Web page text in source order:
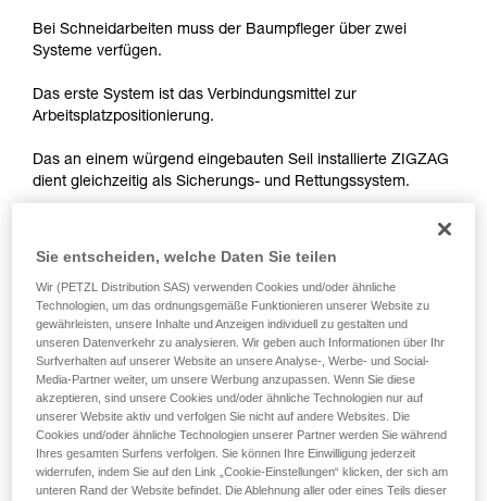
entsprechende Ausbildung und ein spezielles
Training voraus. Prüfen Sie zusammen mit
Vorgang alleine sicher zu wiederholen, bevor
Sie ihn eigenständig durchführen.
verbundenen Techniken. Möglicherweise gibt es
noch andere Techniken, die hier nicht
Bei Schneidarbeiten muss der Baumpfleger über zwei
Systeme verfügen.
Das erste System ist das Verbindungsmittel zur
Arbeitsplatzpositionierung.
Das an einem würgend eingebauten Seil installierte ZIGZAG
dient gleichzeitig als Sicherungs- und Rettungssystem.
Dieses einfach anmutende System zwingt den Baumpfleger,
bei der Positionierung seines ZIGZAG zwischen zwei
Gefahren zu wählen.
- Tief installiertes ZIGZAG (auf Kniehöhe): Bei einem Bruch
des Verbindungsmittels zur Arbeitsplatzpositionierung
besteht das Risiko eines schwerwiegenden Sturzes
(Fangstoß über 6 kN).
Sie entscheiden, welche Daten Sie teilen
Wir (PETZL Distribution SAS) verwenden Cookies und/oder ähnliche
Technologien, um das ordnungsgemäße Funktionieren unserer Website zu
gewährleisten, unsere Inhalte und Anzeigen individuell zu gestalten und
unseren Datenverkehr zu analysieren. Wir geben auch Informationen über Ihr
Surfverhalten auf unserer Website an unsere Analyse-, Werbe- und Social-
Media-Partner weiter, um unsere Werbung anzupassen. Wenn Sie diese
akzeptieren, sind unsere Cookies und/oder ähnliche Technologien nur auf
unserer Website aktiv und verfolgen Sie nicht auf andere Websites. Die
Cookies und/oder ähnliche Technologien unserer Partner werden Sie während
Ihres gesamten Surfens verfolgen. Sie können Ihre Einwilligung jederzeit
widerrufen, indem Sie auf den Link „Cookie-Einstellungen“ klicken, der sich am
unteren Rand der Website befindet. Die Ablehnung aller oder eines Teils dieser